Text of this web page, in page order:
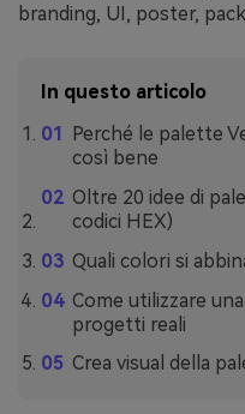
branding, UI, poster,
In questo articolo
Perché le palette
così bene
Oltre 20 idee di
codici HEX)
Quali colori si
Come utilizzare
progetti reali
Crea visual della